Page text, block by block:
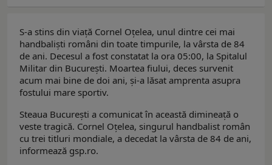
S-a stins din viață Cornel Oțelea, unul dintre cei mai
handbaliști români din toate timpurile, la vârsta de 84
de ani. Decesul a fost constatat la ora 05:00, la Spitalul
Militar din București. Moartea fiului, deces survenit
acum mai bine de doi ani, și-a lăsat amprenta asupra
fostului mare sportiv.
Steaua București a comunicat în această dimineață o
veste tragică. Cornel Oțelea, singurul handbalist român
cu trei titluri mondiale, a decedat la vârsta de 84 de ani,
informează gsp.ro.